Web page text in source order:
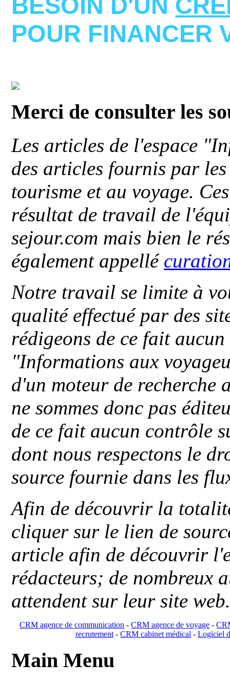
POUR FINANCER
Merci de consulter les
Les articles de l'espace
des articles fournis par
tourisme et au voyage.
résultat de travail de
sejour.com mais bien le
également appellé
Notre travail se limite à
qualité effectué par des
rédigeons de ce fait
"Informations aux
d'un moteur de recherche
ne sommes donc pas
de ce fait aucun contrôle
dont nous respectons le
source fournie dans les
Afin de découvrir la
cliquer sur le lien de
article afin de découvrir
rédacteurs; de nombreux
attendent sur leur site
CRM agence de communication -CRM agence de voyage -
recrutement- CRM cabinet médical - Logiciel
Main Menu